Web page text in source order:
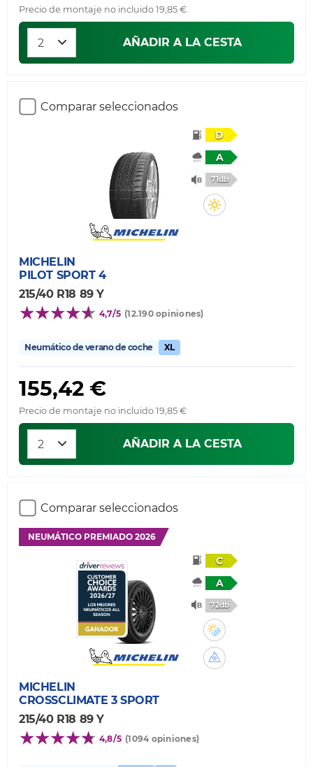
Precio de montaje no incluido 19,85 €
AÑADIR A LA CESTA
Comparar seleccionados
D
A
71db
MICHELIN
PILOT SPORT 4
215/40 R18 89 Y
4,7/5 (12.190 opiniones)
Neumático de verano de coche XL
155,42 €
Precio de montaje no incluido 19,85 €
AÑADIR A LA CESTA
Comparar seleccionados
NEUMÁTICO PREMIADO 2026
C
A
72db
MICHELIN
CROSSCLIMATE 3 SPORT
215/40 R18 89 Y
4,8/5 (1094 opiniones)